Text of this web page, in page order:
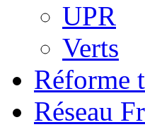
UPR
Verts
Réforme
Réseau